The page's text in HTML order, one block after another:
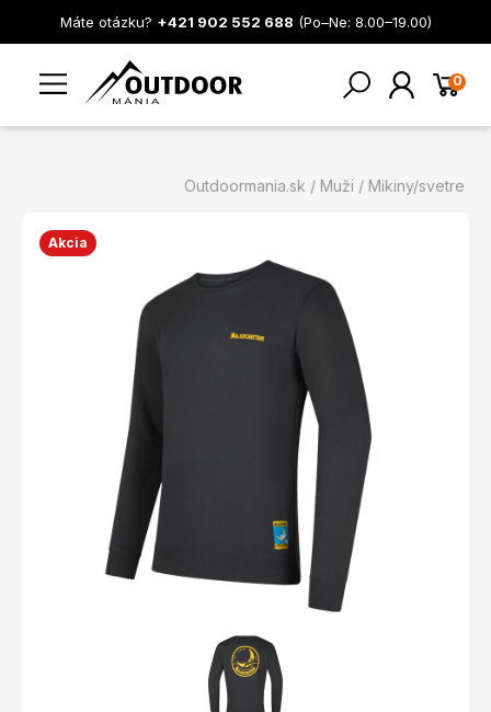
Máte otázku? +421 902 552 688 (Po–Ne: 8.00–19.00)
0
Outdoormania.sk Muži Mikiny/svetre
Akcia